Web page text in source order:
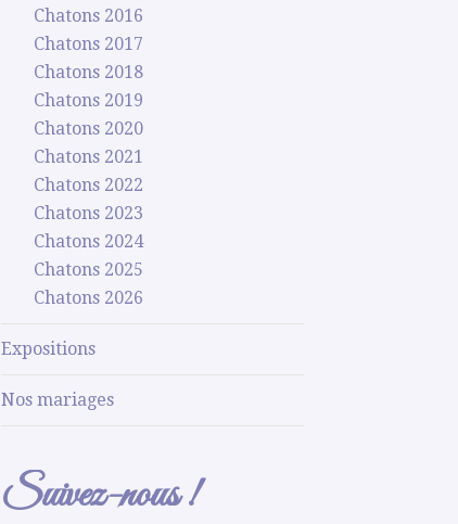
Chatons 2016
Chatons 2017
Chatons 2018
Chatons 2019
Chatons 2020
Chatons 2021
Chatons 2022
Chatons 2023
Chatons 2024
Chatons 2025
Chatons 2026
Expositions
Nos mariages
Suivez-nous !